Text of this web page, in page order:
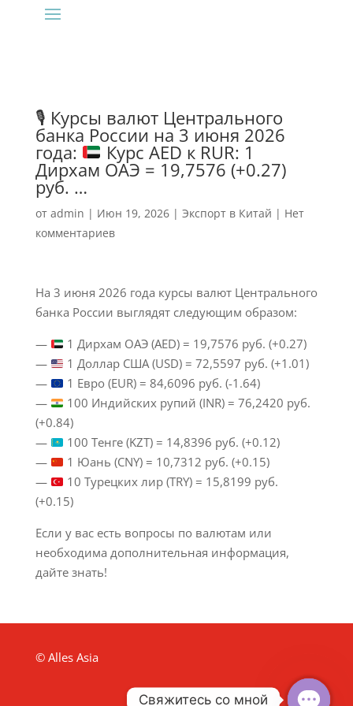
🎙 Курсы валют Центрального
банка России на 3 июня 2026
года: Курс AED к RUR: 1
Дирхам ОАЭ = 19,7576 (+0.27)
руб. …
от admin | Июн 19, 2026| Экспорт в Китай | Нет
комментариев
На 3 июня 2026 года курсы валют Центрального
банка России выглядят следующим образом:
—
1 Дирхам ОАЭ (AED) = 19,7576 руб. (+0.27)
—
1 Доллар США (USD) = 72,5597 руб. (+1.01)
—
1 Евро (EUR) = 84,6096 руб. (-1.64)
—
100 Индийских рупий (INR) = 76,2420 руб.
(+0.84)
—
100 Тенге (KZT) = 14,8396 руб. (+0.12)
—
1 Юань (CNY) = 10,7312 руб. (+0.15)
—
10 Турецких лир (TRY) = 15,8199 руб.
(+0.15)
Если у вас есть вопросы по валютам или
необходима дополнительная информация,
дайте знать!
© Alles Asia
Свяжитесь со мной